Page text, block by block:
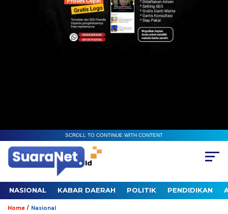
SCROLL TO CONTINUE WITH CONTENT
NASIONAL KABAR DAERAH POLITIK PENDIDIKAN
Home / Nasional